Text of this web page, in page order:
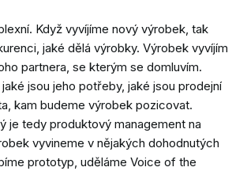
Když vyvíjíme nový výrobek, tak
jaké dělá výrobky. Výrobek vyvíjím
partnera, se kterým se domluvím.
jsou jeho potřeby, jaké jsou prodejní
kam budeme výrobek pozicovat.
je tedy produktový management na
vyvineme v nějakých dohodnutých
prototyp, uděláme Voice of the